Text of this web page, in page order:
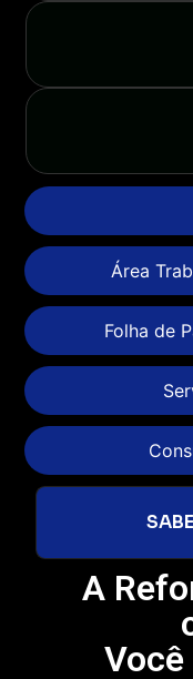
Área
Folha de
A